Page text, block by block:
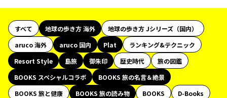
すべて 地球の歩き方 海外
地球の歩き方 Jシリーズ（国内）
aruco 海外
aruco 国内 Plat
ランキング&テクニック
Resort Style
島旅 御朱印 歴史時代
旅の図鑑
BOOKS スペシャルコラボ
BOOKS 旅の名言＆絶景
BOOKS 旅と健康
BOOKS 旅の読み物 BOOKS
D-Books